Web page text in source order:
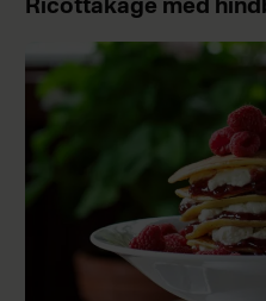
Ricottakage med